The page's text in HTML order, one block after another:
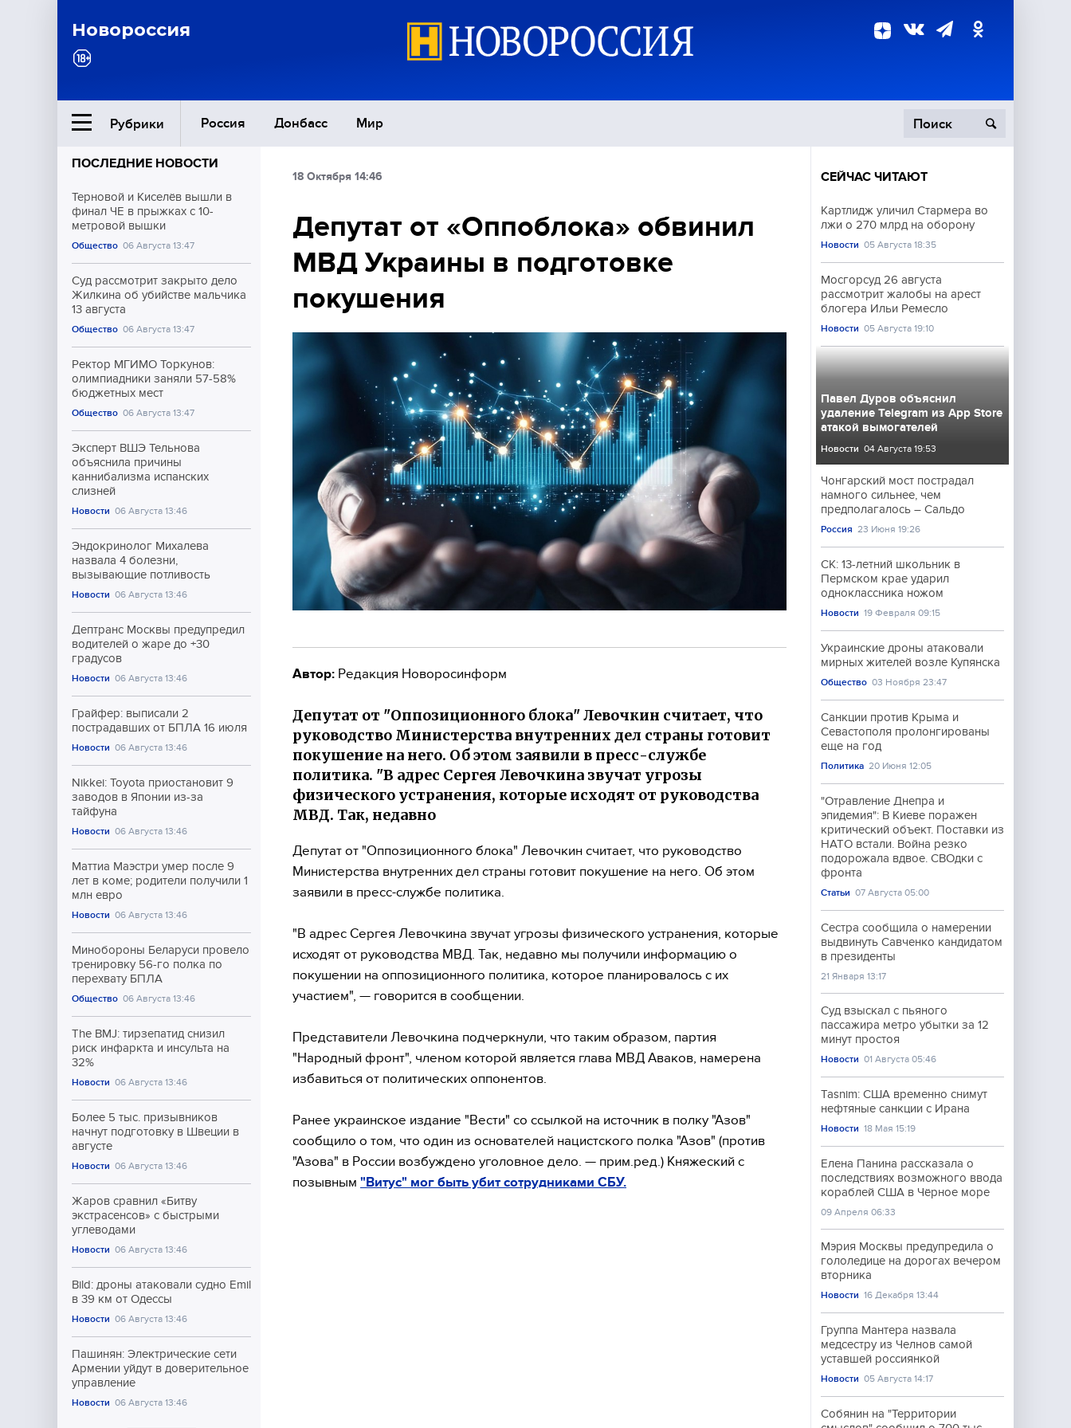
Новороссия
Рубрики Россия Донбасс Мир
Ближний Восток
Общество
Экономика
Происшествия
Культура
Спорт
ПОСЛЕДНИЕ НОВОСТИ
Терновой и Киселёв вышли в
финал ЧЕ в прыжках с 10-
метровой вышки
Общество 06 Августа 13:47
Суд рассмотрит закрыто дело
Жилкина об убийстве мальчика
13 августа
Общество 06 Августа 13:47
Ректор МГИМО Торкунов:
олимпиадники заняли 57-58%
бюджетных мест
Общество 06 Августа 13:47
Эксперт ВШЭ Тельнова
объяснила причины
каннибализма испанских
слизней
Новости 06 Августа 13:46
Эндокринолог Михалева
назвала 4 болезни,
вызывающие потливость
Новости 06 Августа 13:46
Дептранс Москвы предупредил
водителей о жаре до +30
градусов
Новости 06 Августа 13:46
Грайфер: выписали 2
пострадавших от БПЛА 16 июля
Новости 06 Августа 13:46
Nikkei: Toyota приостановит 9
заводов в Японии из-за
тайфуна
Новости 06 Августа 13:46
Маттиа Маэстри умер после 9
лет в коме; родители получили 1
млн евро
Новости 06 Августа 13:46
Минобороны Беларуси провело
тренировку 56-го полка по
перехвату БПЛА
Общество 06 Августа 13:46
The BMJ: тирзепатид снизил
риск инфаркта и инсульта на
32%
Новости 06 Августа 13:46
Более 5 тыс. призывников
начнут подготовку в Швеции в
августе
Новости 06 Августа 13:46
Жаров сравнил «Битву
экстрасенсов» с быстрыми
углеводами
Новости 06 Августа 13:46
Bild: дроны атаковали судно Emil
в 39 км от Одессы
Новости 06 Августа 13:46
Пашинян: Электрические сети
Армении уйдут в доверительное
управление
Новости 06 Августа 13:46
18 Октября 14:46
Депутат от «Оппоблока» обвинил
МВД Украины в подготовке
покушения
Автор: Редакция Новоросинформ
Депутат от "Оппозиционного блока" Левочкин считает, что
руководство Министерства внутренних дел страны готовит
покушение на него. Об этом заявили в пресс-службе
политика. "В адрес Сергея Левочкина звучат угрозы
физического устранения, которые исходят от руководства
МВД. Так, недавно
Депутат от "Оппозиционного блока" Левочкин считает, что руководство
Министерства внутренних дел страны готовит покушение на него. Об этом
заявили в пресс-службе политика.
"В адрес Сергея Левочкина звучат угрозы физического устранения, которые
исходят от руководства МВД. Так, недавно мы получили информацию о
покушении на оппозиционного политика, которое планировалось с их
участием", — говорится в сообщении.
Представители Левочкина подчеркнули, что таким образом, партия
"Народный фронт", членом которой является глава МВД Аваков, намерена
избавиться от политических оппонентов.
Ранее украинское издание "Вести" со ссылкой на источник в полку "Азов"
сообщило о том, что один из основателей нацистского полка "Азов" (против
"Азова" в России возбуждено уголовное дело. — прим.ред.) Княжеский с
позывным "Витус" мог быть убит сотрудниками СБУ.
СЕЙЧАС ЧИТАЮТ
Картлидж уличил Стармера во
лжи о 270 млрд на оборону
Новости 05 Августа 18:35
Мосгорсуд 26 августа
рассмотрит жалобы на арест
блогера Ильи Ремесло
Новости 05 Августа 19:10
Павел Дуров объяснил
удаление Telegram из App Store
атакой вымогателей
Новости 04 Августа 19:53
Чонгарский мост пострадал
намного сильнее, чем
предполагалось – Сальдо
Россия 23 Июня 19:26
СК: 13-летний школьник в
Пермском крае ударил
одноклассника ножом
Новости 19 Февраля 09:15
Украинские дроны атаковали
мирных жителей возле Купянска
Общество 03 Ноября 23:47
Санкции против Крыма и
Севастополя пролонгированы
еще на год
Политика 20 Июня 12:05
"Отравление Днепра и
эпидемия": В Киеве поражен
критический объект. Поставки из
НАТО встали. Война резко
подорожала вдвое. СВОдки с
фронта
Статьи 07 Августа 05:00
Сестра сообщила о намерении
выдвинуть Савченко кандидатом
в президенты
21 Января 13:17
Суд взыскал с пьяного
пассажира метро убытки за 12
минут простоя
Новости 01 Августа 05:46
Tasnim: США временно снимут
нефтяные санкции с Ирана
Новости 18 Мая 15:19
Елена Панина рассказала о
последствиях возможного ввода
кораблей США в Чёрное море
09 Апреля 06:33
Мэрия Москвы предупредила о
гололедице на дорогах вечером
вторника
Новости 16 Декабря 13:44
Группа Мантера назвала
медсестру из Челнов самой
уставшей россиянкой
Новости 05 Августа 14:17
Собянин на "Территории